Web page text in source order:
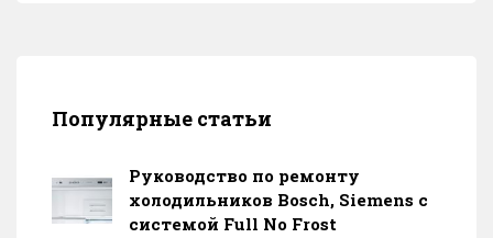
Популярные статьи
Руководство по ремонту
холодильников Bosch, Siemens с
системой Full No Frost